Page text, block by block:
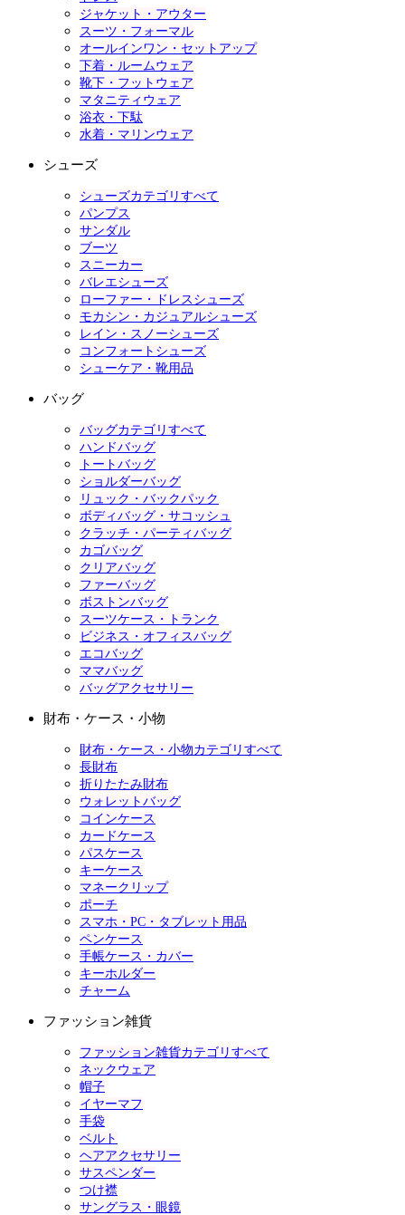
ジャケット・アウター
スーツ・フォーマル
オールインワン・セットアップ
下着・ルームウェア
靴下・フットウェア
マタニティウェア
浴衣・下駄
水着・マリンウェア
シューズ
シューズカテゴリすべて
パンプス
サンダル
ブーツ
スニーカー
バレエシューズ
ローファー・ドレスシューズ
モカシン・カジュアルシューズ
レイン・スノーシューズ
コンフォートシューズ
シューケア・靴用品
バッグ
バッグカテゴリすべて
ハンドバッグ
トートバッグ
ショルダーバッグ
リュック・バックパック
ボディバッグ・サコッシュ
クラッチ・パーティバッグ
カゴバッグ
クリアバッグ
ファーバッグ
ボストンバッグ
スーツケース・トランク
ビジネス・オフィスバッグ
エコバッグ
ママバッグ
バッグアクセサリー
財布・ケース・小物
財布・ケース・小物カテゴリすべて
長財布
折りたたみ財布
ウォレットバッグ
コインケース
カードケース
パスケース
キーケース
マネークリップ
ポーチ
スマホ・PC・タブレット用品
ペンケース
手帳ケース・カバー
キーホルダー
チャーム
ファッション雑貨
ファッション雑貨カテゴリすべて
ネックウェア
帽子
イヤーマフ
手袋
ベルト
ヘアアクセサリー
サスペンダー
つけ襟
サングラス・眼鏡